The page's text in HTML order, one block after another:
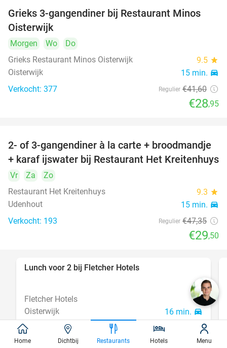
30%
Grieks 3-gangendiner bij Restaurant Minos
Oisterwijk
Morgen Wo
Do
Grieks Restaurant Minos Oisterwijk
9.5 star
Oisterwijk 15 min. directions_car
Verkocht: 377 Regulier €41,60
€28,95
38%
2- of 3-gangendiner à la carte + broodmandje
+ karaf ijswater bij Restaurant Het Kreitenhuys
Vr Za
Zo
Restaurant Het Kreitenhuys
9.3 star
Udenhout 15 min. directions_car
Verkocht: 193 Regulier €47,35
€29,50
Lunch voor 2 bij Fletcher Hotels
Fletcher Hotels
Oisterwijk
16 min. directions_car
Verkocht: 4.909 Regulier
,90
Home Dichtbij Restaurants Hotels Menu